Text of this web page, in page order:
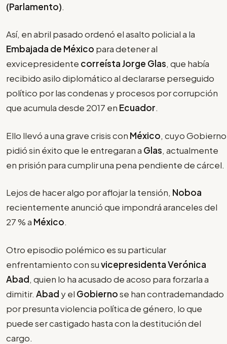
(Parlamento).
Así, en abril pasado ordenó el asalto policial a la
Embajada de México para detener al
exvicepresidente correísta Jorge Glas, que había
recibido asilo diplomático al declararse perseguido
político por las condenas y procesos por corrupción
que acumula desde 2017 en Ecuador.
Ello llevó a una grave crisis con México, cuyo Gobierno
pidió sin éxito que le entregaran a Glas, actualmente
en prisión para cumplir una pena pendiente de cárcel.
Lejos de hacer algo por aflojar la tensión, Noboa
recientemente anunció que impondrá aranceles del
27 % a México.
Otro episodio polémico es su particular
enfrentamiento con suvicepresidenta Verónica
Abad, quien lo ha acusado de acoso para forzarla a
dimitir. Abad y el Gobiernose han contrademandado
por presunta violencia política de género, lo que
puede ser castigado hasta con la destitución del
cargo.